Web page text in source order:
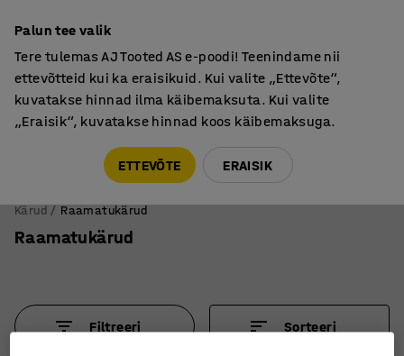
Pärnu mnt 158, Tallinn. Kauba väljastamine Paneeli
6, Tallinn. Vaata lähemalt!
Kärud Raamatukärud
Raamatukärud
Filtreeri Sorteeri
Palun tee valik
Tere tulemas AJ Tooted AS e-poodi! Teenindame nii
ettevõtteid kui ka eraisikuid. Kui valite „Ettevõte“,
kuvatakse hinnad ilma käibemaksuta. Kui valite
„Eraisik“, kuvatakse hinnad koos käibemaksuga.
ETTEVÕTE ERAISIK